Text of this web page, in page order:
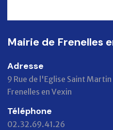
Mairie de Frenelles
Adresse
9 Rue de l'Eglise Saint
Frenelles en Vexin
Téléphone
02.32.69.41.26